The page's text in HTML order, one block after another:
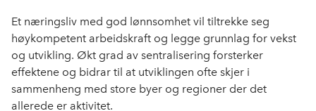
Et næringsliv med god lønnsomhet vil tiltrekke seg
høykompetent arbeidskraft og legge grunnlag for vekst
og utvikling. Økt grad av sentralisering forsterker
effektene og bidrar til at utviklingen ofte skjer i
sammenheng med store byer og regioner der det
allerede er aktivitet.